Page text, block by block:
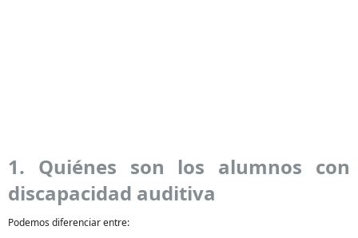
1. Quiénes son los alumnos con
discapacidad auditiva
Podemos diferenciar entre: